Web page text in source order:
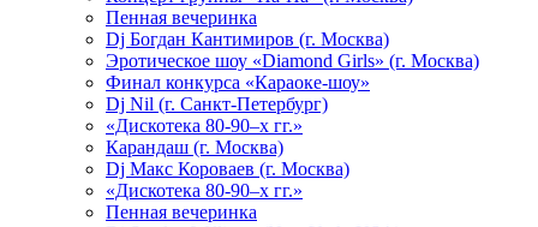
Пенная вечеринка
Dj Богдан Кантимиров (г. Москва)
Эротическое шоу «Diamond Girls» (г. Москва)
Финал конкурса «Караоке-шоу»
Dj Nil (г. Санкт-Петербург)
«Дискотека 80-90–х гг.»
Карандаш (г. Москва)
Dj Макс Короваев (г. Москва)
«Дискотека 80-90–х гг.»
Пенная вечеринка